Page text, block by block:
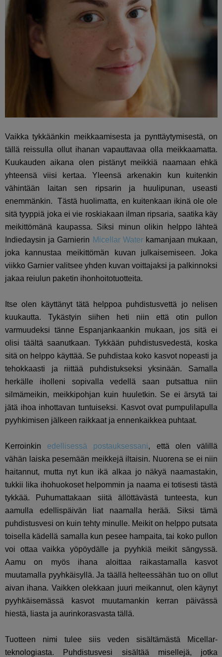
Vaikka tykkäänkin meikkaamisesta ja pynttäytymisestä, on
tällä reissulla ollut ihanan vapauttavaa olla meikkaamatta.
Kuukauden aikana olen pistänyt meikkiä naamaan ehkä
yhteensä viisi kertaa. Yleensä arkenakin kun kuitenkin
vähintään laitan sen ripsarin ja huulipunan, useasti
enemmänkin. Tästä huolimatta, en kuitenkaan ikinä ole ole
sitä tyyppiä joka ei vie roskiakaan ilman ripsaria, saatika käy
meikittömänä kaupassa. Siksi minun olikin helppo lähteä
Indiedaysin ja Garnierin Micellar Waterkamanjaan mukaan,
joka kannustaa meikittömän kuvan julkaisemiseen. Joka
viikko Garnier valitsee yhden kuvan voittajaksi ja palkinnoksi
jakaa reiulun paketin ihonhoitotuotteita.
Itse olen käyttänyt tätä helppoa puhdistusvettä jo nelisen
kuukautta. Tykästyin siihen heti niin että otin pullon
varmuudeksi tänne Espanjankaankin mukaan, jos sitä ei
olisi täältä saanutkaan. Tykkään puhdistusvedestä, koska
sitä on helppo käyttää. Se puhdistaa koko kasvot nopeasti ja
tehokkaasti ja riittää puhdistukseksi yksinään. Samalla
herkälle iholleni sopivalla vedellä saan putsattua niin
silmämeikin, meikkipohjan kuin huuletkin. Se ei ärsytä tai
jätä ihoa inhottavan tuntuiseksi. Kasvot ovat pumpulilapulla
pyyhkimisen jälkeen raikkaat ja ennenkaikkea puhtaat.
Kerroinkin edellisessä postauksessani, että olen välillä
vähän laiska pesemään meikkejä iltaisin. Nuorena se ei niin
haitannut, mutta nyt kun ikä alkaa jo näkyä naamastakin,
tukkii lika ihohuokoset helpommin ja naama ei totisesti tästä
tykkää. Puhumattakaan siitä ällöttävästä tunteesta, kun
aamulla edellispäivän liat naamalla herää. Siksi tämä
puhdistusvesi on kuin tehty minulle. Meikit on helppo putsata
toisella kädellä samalla kun pesee hampaita, tai koko pullon
voi ottaa vaikka yöpöydälle ja pyyhkiä meikit sängyssä.
Aamu on myös ihana aloittaa raikastamalla kasvot
muutamalla pyyhkäisyllä. Ja täällä helteessähän tuo on ollut
aivan ihana. Vaikken olekkaan juuri meikannut, olen käynyt
pyyhkäisemässä kasvot muutamankin kerran päivässä
hiestä, liasta ja aurinkorasvasta tällä.
Tuotteen nimi tulee siis veden sisältämästä Micellar-
teknologiasta. Puhdistusvesi sisältää misellejä, jotka